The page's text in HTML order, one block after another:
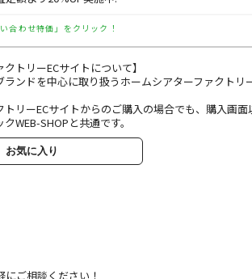
合わせ特価」をクリック！
クトリーECサイトについて】
ランドを中心に取り扱うホームシアターファクトリ
トリーECサイトからのご購入の場合でも、購入画
WEB-SHOPと共通です。
お気に入り
ご相談ください！